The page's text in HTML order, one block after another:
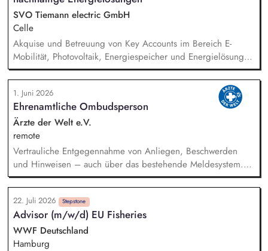
Arbeitsabläufe im Kundenservice und entwickelst Prozesse
kontinuierlich weiter. In herausfordernden Situationen führst
du professionell Eskalations- und Deeskalationsgespräche und
findest nachhaltige Lösungen.
SVO Tiemann electric GmbH
Celle
Akquise und Betreuung von Key Accounts im Bereich E-
Mobilität, Photovoltaik, Energiespeicher und Energielösungen
Aufbau langfristiger Kundenbeziehungen sowie aktive
Neukundengewinnung Identifikation neuer Marktpotenziale
inkl. Markt- und Wettbewerbsanalyse zur Weiterentwicklung
des Produkt- und Leistungsportfolios Beratung von Kunden zu
technischen und wirtschaftlichen Lösungen im E-Mobilität,
PV/Speicher-Bereich Erstellung von Angeboten und
Kalkulationen sowie Durchführen von Vertragsverhandlungen
Koordination von Projekten in Zusammenarbeit mit Technik,
Planung und Montage
1. Juni 2026
Ehrenamtliche Ombudsperson
Ärzte der Welt e.V.
remote
Vertrauliche Entgegennahme von Anliegen, Beschwerden
und Hinweisen – auch über das bestehende Meldesystem.
Vermittlung bei Konflikten und Unterstützung bei
Klärungsprozessen. Konzeption und Durchführung von
Schulungen und Sensibilisierungsformaten. Mitwirkung an der
Weiterentwicklung von Leitlinien, Verhaltenskodizes und dem
Meldesystem. Förderung einer offenen Feedback- und
Beschwerdekultur innerhalb der Organisation.
22. Juli 2026 Stepstone
Advisor (m/w/d) EU Fisheries
WWF Deutschland
Hamburg